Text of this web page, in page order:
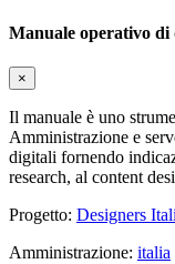
Manuale operativo di
×
Il manuale è uno
Amministrazione e
digitali fornendo
research, al content
Progetto: Designers
Amministrazione: italia